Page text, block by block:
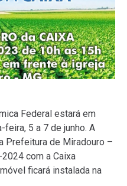
Federal estará em
feira, 5 a 7 de junho. A
Prefeitura de Miradouro –
com a Caixa
ficará instalada na